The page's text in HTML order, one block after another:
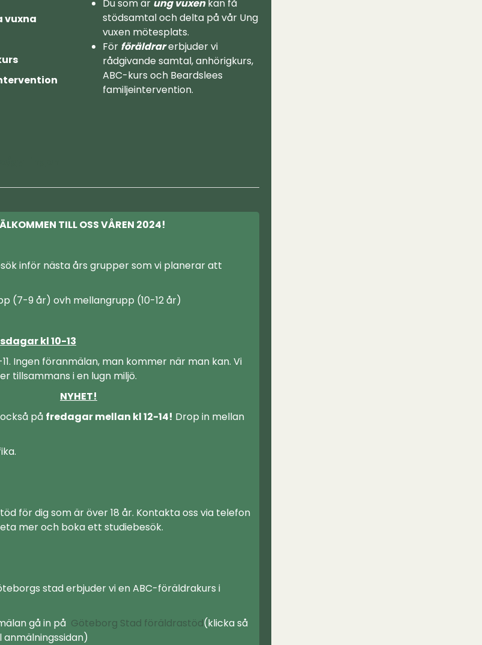
vuxna
Du som är ung vuxenkan få
stödsamtal och delta på vår Ung
vuxen mötesplats.
För föräldrarerbjuder vi
rådgivande samtal, anhörigkurs,
ABC-kurs och Beardslees
familjeintervention.
TILL OSS VÅREN 2024!
inför nästa års grupper som vi planerar att
(7-9 år) ovh mellangrupp (10-12 år)
kl 10-13
Ingen föranmälan, man kommer när man kan. Vi
tillsammans i en lugn miljö.
NYHET!
på fredagar mellan kl 12-14! Drop in mellan
för dig som är över 18 år. Kontakta oss via telefon
mer och boka ett studiebesök.
stad erbjuder vi en ABC-föräldrakurs i
gå in på Göteborg Stad föräldrastöd(klicka så